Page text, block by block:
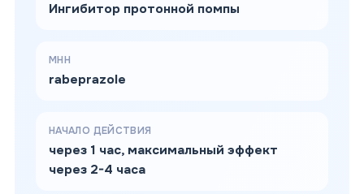
Ингибитор протонной помпы
МНН
rabeprazole
НАЧАЛО ДЕЙСТВИЯ
через 1 час, максимальный эффект
через 2-4 часа